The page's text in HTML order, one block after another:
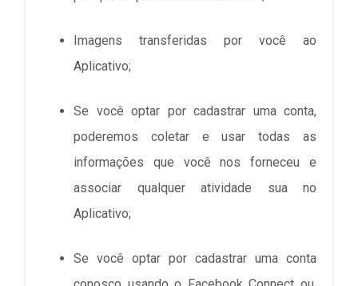
Imagens transferidas por você ao
Aplicativo;
Se você optar por cadastrar uma conta,
poderemos coletar e usar todas as
informações que você nos forneceu e
associar qualquer atividade sua no
Aplicativo;
Se você optar por cadastrar uma conta